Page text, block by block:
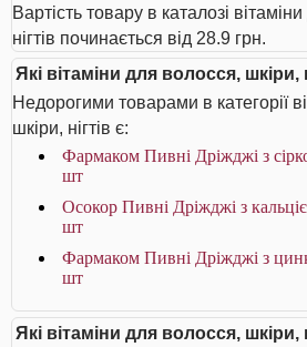
Вартість товару в каталозі
нігтів починається від 28.9 грн.
Які вітаміни для волосся, шкіри,
Недорогими товарами в категорії
шкіри, нігтів є:
Фармаком Пивні Дріжджі з
шт
Осокор Пивні Дріжджі з
шт
Фармаком Пивні Дріжджі з
шт
Які вітаміни для волосся, шкіри,